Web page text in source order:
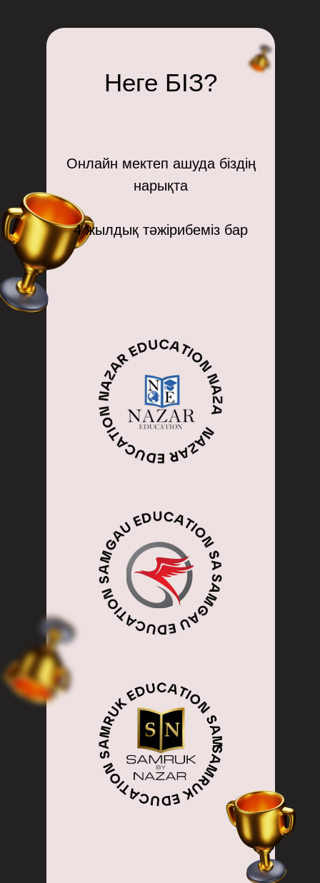
Неге БIЗ?
Онлайн мектеп ашуда біздің
нарықта
4 жылдық тәжірибеміз бар